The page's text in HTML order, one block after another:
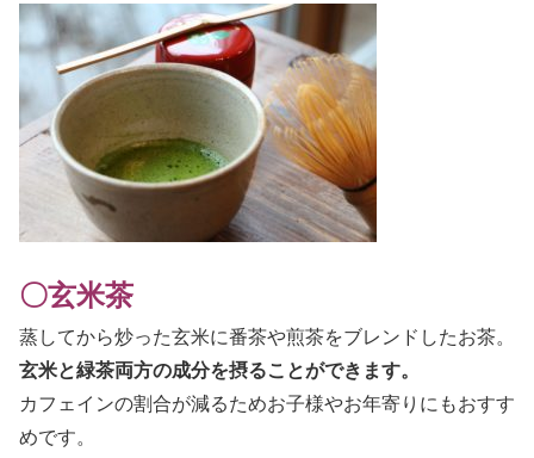
〇玄米茶
蒸してから炒った玄米に番茶や煎茶をブレンドしたお茶。
玄米と緑茶両方の成分を摂ることができます。
カフェインの割合が減るためお子様やお年寄りにもおすす
めです。